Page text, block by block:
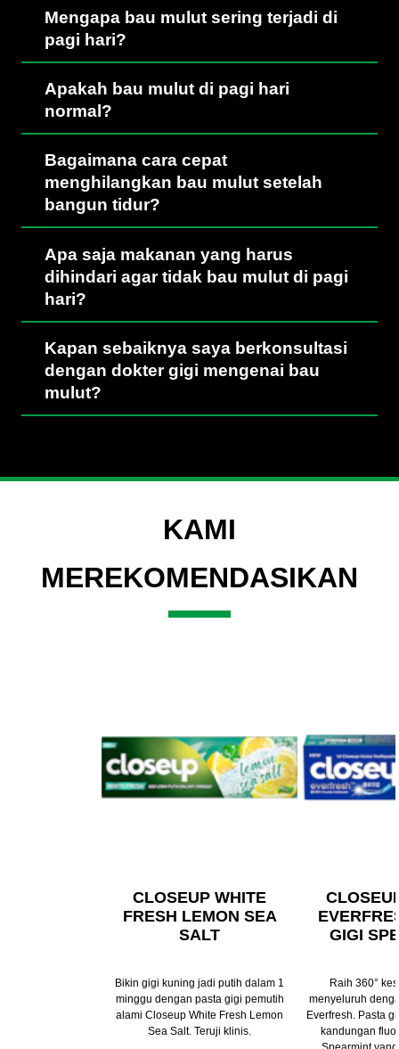
Mengapa bau mulut sering terjadi di
pagi hari?
Apakah bau mulut di pagi hari
normal?
Bagaimana cara cepat
menghilangkan bau mulut setelah
bangun tidur?
Apa saja makanan yang harus
dihindari agar tidak bau mulut di pagi
hari?
Kapan sebaiknya saya berkonsultasi
dengan dokter gigi mengenai bau
mulut?
KAMI
MEREKOMENDASIKAN
CLOSEUP WHITE
FRESH LEMON SEA
SALT
Bikin gigi kuning jadi putih dalam 1
minggu dengan pasta gigi pemutih
alami Closeup White Fresh Lemon
Sea Salt. Teruji klinis.
GIGI
Raih 360°
menyeluruh
Everfresh. Pasta
kandungan